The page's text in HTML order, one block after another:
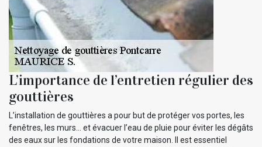
L’importance de l’entretien régulier des
gouttières
L’installation de gouttières a pour but de protéger vos portes, les
fenêtres, les murs… et évacuer l’eau de pluie pour éviter les dégâts
des eaux sur les fondations de votre maison. Il est essentiel